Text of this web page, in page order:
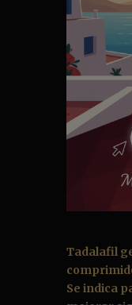
Tadalafil
Se indica